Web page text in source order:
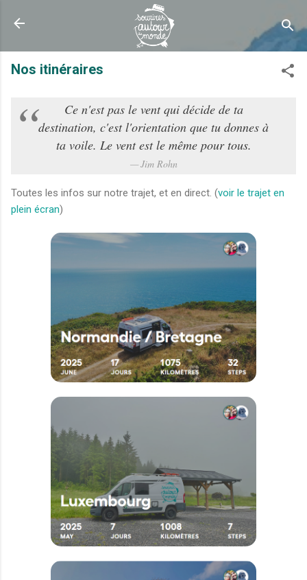
Accéder au contenu principal
Nos itinéraires
Ce n'est pas le vent qui décide de ta
destination, c'est l'orientation que tu donnes à
ta voile. Le vent est le même pour tous.
​Jim Rohn
Toutes les infos sur notre trajet, et en direct. (voir le trajet en
plein écran)